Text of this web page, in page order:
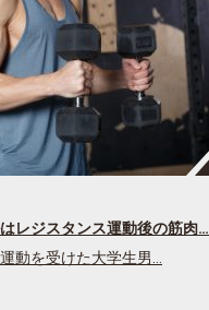
レジスタンス運動後の筋肉…
動を受けた大学生男…